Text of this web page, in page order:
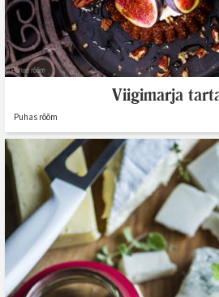
Viigimarja
Puhas rõõm